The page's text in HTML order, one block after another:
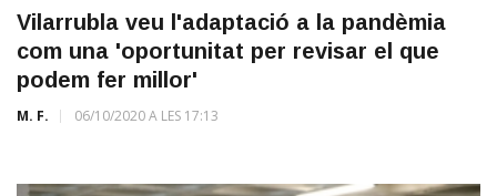
Vilarrubla veu l'adaptació a la pandèmia
com una 'oportunitat per revisar el que
podem fer millor'
M. F. 06/10/2020 A LES 17:13